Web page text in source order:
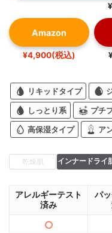
Amazon
¥4,900(税込)
リキッドタイプ
しっとり系 プチ
高保湿タイプ ア
乾燥肌 インナードライ
アレルギーテスト
済み
パ